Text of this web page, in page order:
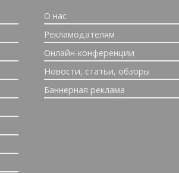
О нас
Рекламодателям
Онлайн-конференции
Новости, статьи, обзоры
Баннерная реклама